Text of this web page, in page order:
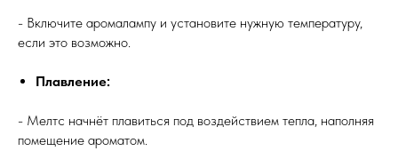
- Включите аромалампу и установите нужную температуру,
если это возможно.
Плавление:
- Мелтс начнёт плавиться под воздействием тепла, наполняя
помещение ароматом.